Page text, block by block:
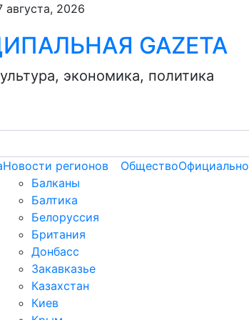
августа, 2026
GAZЕТА
экономика, политика
Новости регионов
Балканы
Балтика
Белоруссия
Британия
Донбасс
Закавказье
Казахстан
Киев
ОбществоОфициально